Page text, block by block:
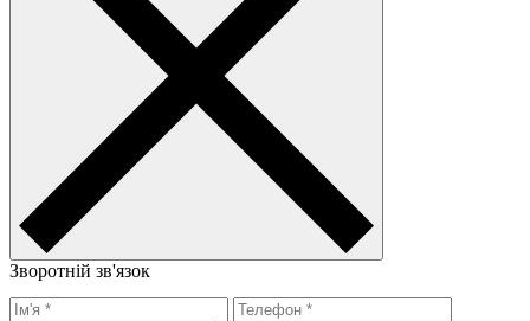
Зворотній зв'язок